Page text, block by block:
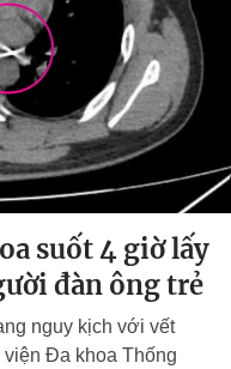
suốt 4 giờ lấy
đàn ông trẻ
nguy kịch với vết
Đa khoa Thống